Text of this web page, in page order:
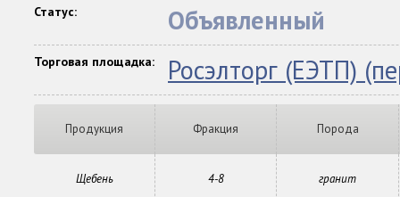
Статус: Объявленный
Торговая площадка: Росэлторг (ЕЭТП)
Продукция Фракция Порода
Щебень 4-8 гранит